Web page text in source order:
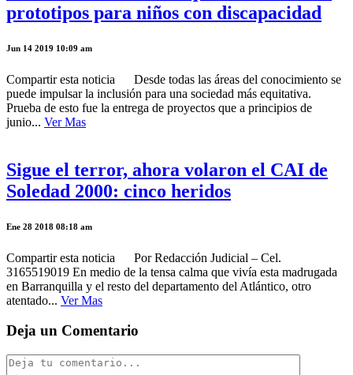
prototipos para niños con discapacidad
Jun 14 2019 10:09 am
Compartir esta noticia Desde todas las áreas del conocimiento se
puede impulsar la inclusión para una sociedad más equitativa.
Prueba de esto fue la entrega de proyectos que a principios de
junio... Ver Mas
Sigue el terror, ahora volaron el CAI de
Soledad 2000: cinco heridos
Ene 28 2018 08:18 am
Compartir esta noticia Por Redacción Judicial – Cel.
3165519019 En medio de la tensa calma que vivía esta madrugada
en Barranquilla y el resto del departamento del Atlántico, otro
atentado... Ver Mas
Deja un Comentario